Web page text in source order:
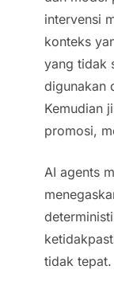
intervensi
konteks
yang tidak
digunakan
Kemudian
promosi,
AI agents
tidak tepat.